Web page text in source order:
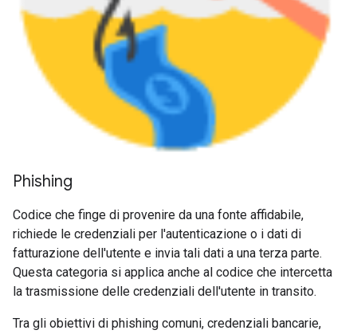
Phishing
Codice che finge di provenire da una fonte affidabile,
richiede le credenziali per l'autenticazione o i dati di
fatturazione dell'utente e invia tali dati a una terza parte.
Questa categoria si applica anche al codice che intercetta
la trasmissione delle credenziali dell'utente in transito.
Tra gli obiettivi di phishing comuni, credenziali bancarie,